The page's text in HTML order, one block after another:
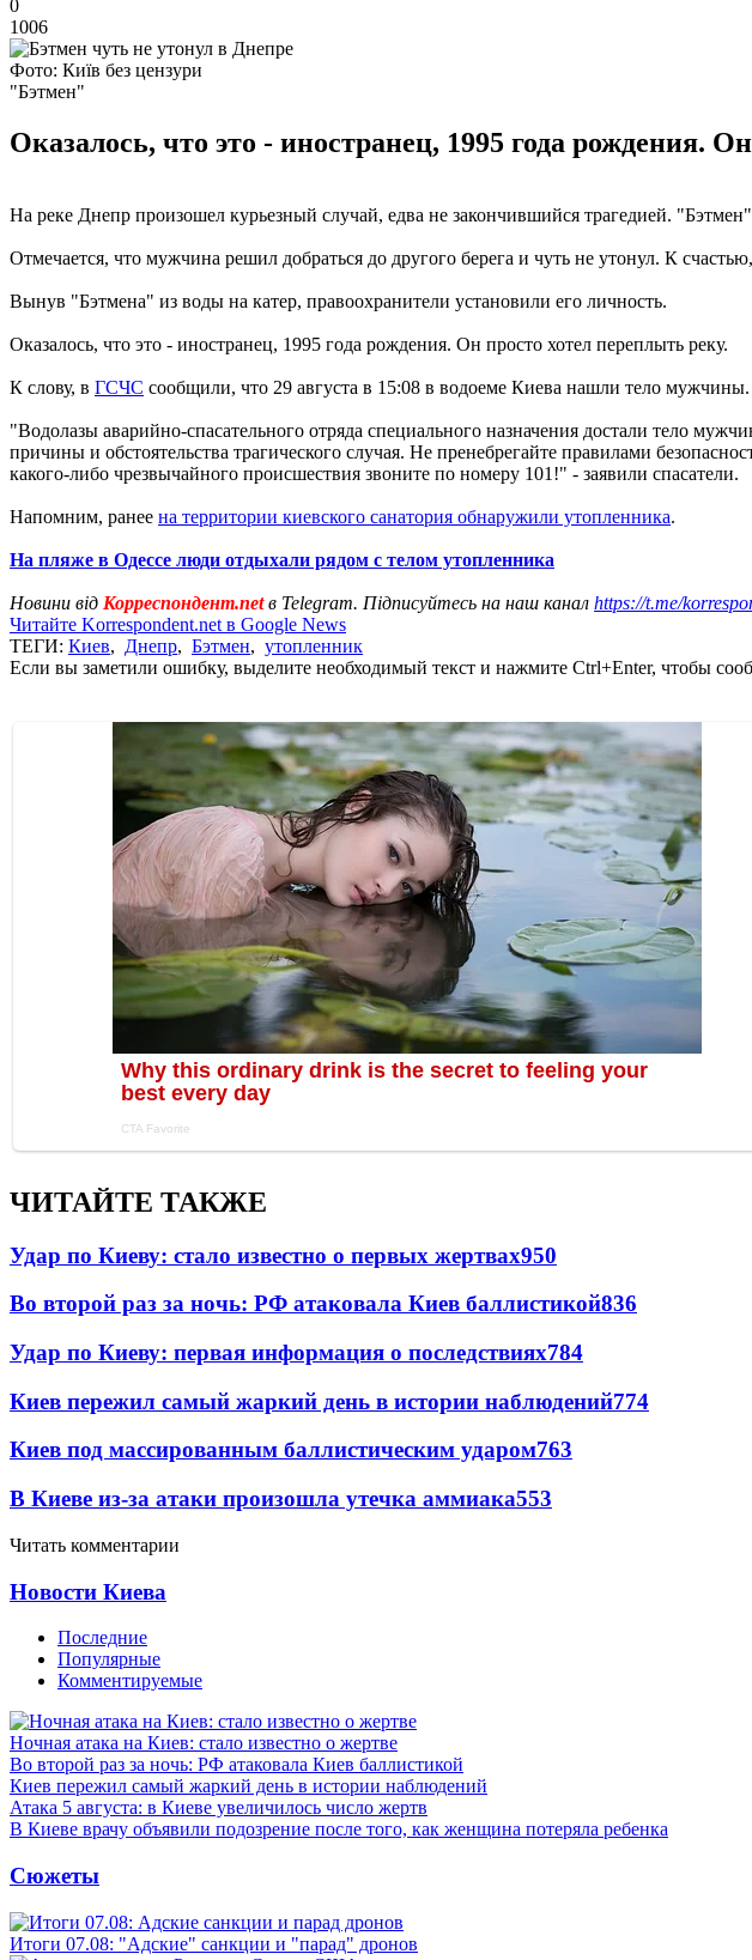
0
1006
Фото: Київ без цензури
"Бэтмен"
Оказалось, что это - иностранец, 1995 года рождения.
На реке Днепр произошел курьезный случай, едва не закончившийся трагедией.
Отмечается, что мужчина решил добраться до другого берега и чуть не утонул. К
Вынув "Бэтмена" из воды на катер, правоохранители установили его личность.
Оказалось, что это - иностранец, 1995 года рождения. Он просто хотел переплыть реку.
К слову, в ГСЧС сообщили, что 29 августа в 15:08 в водоеме Киева нашли тело мужчины.
"Водолазы аварийно-спасательного отряда специального назначения достали тело
причины и обстоятельства трагического случая. Не пренебрегайте правилами
какого-либо чрезвычайного происшествия звоните по номеру 101!" - заявили спасатели.
Напомним, ранее на территории киевского санатория обнаружили утопленника.
На пляже в Одессе люди отдыхали рядом с телом утопленника
Новини від Корреспондент.netв Telegram. Підписуйтесь на наш канал https://t.me/
Читайте Korrespondent.net в Google News
ТЕГИ: Киев, Днепр, Бэтмен, утопленник
Если вы заметили ошибку, выделите необходимый текст и нажмите Ctrl+Enter, чтобы
ЧИТАЙТЕ ТАКЖЕ
Удар по Киеву: стало известно о первых жертвах950
Во второй раз за ночь: РФ атаковала Киев баллистикой836
Удар по Киеву: первая информация о последствиях784
Киев пережил самый жаркий день в истории наблюдений774
Киев под массированным баллистическим ударом763
В Киеве из-за атаки произошла утечка аммиака553
Читать комментарии
Новости Киева
Последние
Популярные
Комментируемые
Ночная атака на Киев: стало известно о жертве
Во второй раз за ночь: РФ атаковала Киев баллистикой
Киев пережил самый жаркий день в истории наблюдений
Атака 5 августа: в Киеве увеличилось число жертв
В Киеве врачу объявили подозрение после того, как женщина потеряла ребенка
Сюжеты
Итоги 07.08: "Адские" санкции и "парад" дронов